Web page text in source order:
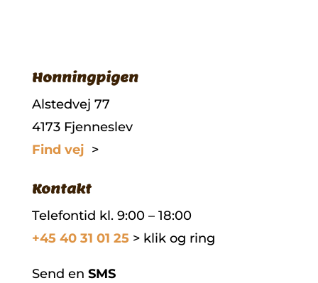
Honningpigen
Alstedvej 77
4173 Fjenneslev
Find vej >
Kontakt
Telefontid kl. 9:00 – 18:00
+45 40 31 01 25 > klik og ring
Send en SMS